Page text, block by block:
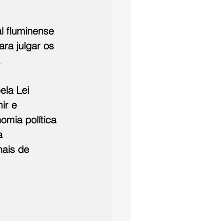
fluminense
julgar os
Lei
e
política
de